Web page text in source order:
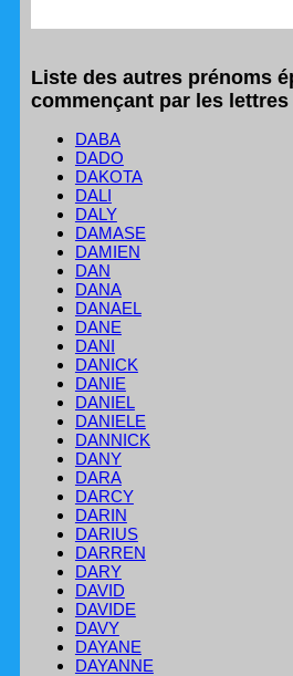
Liste des autres prénoms
commençant par les lettres
DABA
DADO
DAKOTA
DALI
DALY
DAMASE
DAMIEN
DAN
DANA
DANAEL
DANE
DANI
DANICK
DANIE
DANIEL
DANIELE
DANNICK
DANY
DARA
DARCY
DARIN
DARIUS
DARREN
DARY
DAVID
DAVIDE
DAVY
DAYANE
DAYANNE